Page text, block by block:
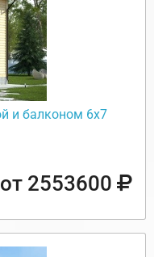
и балконом 6х7
от 2553600